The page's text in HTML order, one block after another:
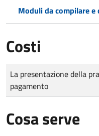
Moduli da compilare
Costi
Tipo di pagamento
Importo
La presentazione della
pagamento
Cosa serve